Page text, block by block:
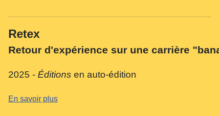
Retex
Retour d'expérience sur une carrière
2025 - Éditions en auto-édition
En savoir plus